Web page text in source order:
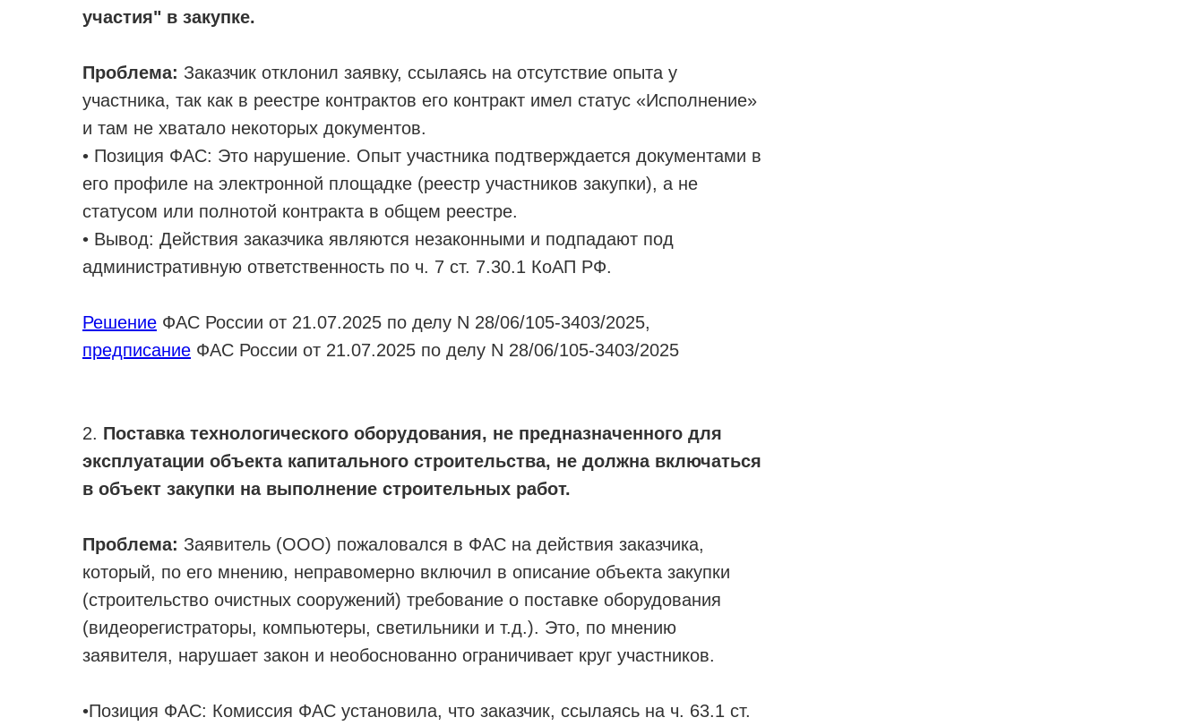
участия" в закупке.
Проблема: Заказчик отклонил заявку, ссылаясь на отсутствие опыта у
участника, так как в реестре контрактов его контракт имел статус «Исполнение»
и там не хватало некоторых документов.
• Позиция ФАС: Это нарушение. Опыт участника подтверждается документами в
его профиле на электронной площадке (реестр участников закупки), а не
статусом или полнотой контракта в общем реестре.
• Вывод: Действия заказчика являются незаконными и подпадают под
административную ответственность по ч. 7 ст. 7.30.1 КоАП РФ.
Решение ФАС России от 21.07.2025 по делу N 28/06/105-3403/2025,
предписание ФАС России от 21.07.2025 по делу N 28/06/105-3403/2025
2. Поставка технологического оборудования, не предназначенного для
эксплуатации объекта капитального строительства, не должна включаться
в объект закупки на выполнение строительных работ.
Проблема: Заявитель (ООО) пожаловался в ФАС на действия заказчика,
который, по его мнению, неправомерно включил в описание объекта закупки
(строительство очистных сооружений) требование о поставке оборудования
(видеорегистраторы, компьютеры, светильники и т.д.). Это, по мнению
заявителя, нарушает закон и необоснованно ограничивает круг участников.
•Позиция ФАС: Комиссия ФАС установила, что заказчик, ссылаясь на ч. 63.1 ст.